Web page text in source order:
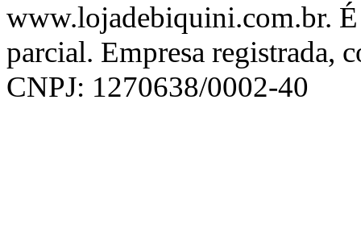
www.lojadebiquini.com.br. É
parcial. Empresa registrada,
CNPJ: 1270638/0002-40